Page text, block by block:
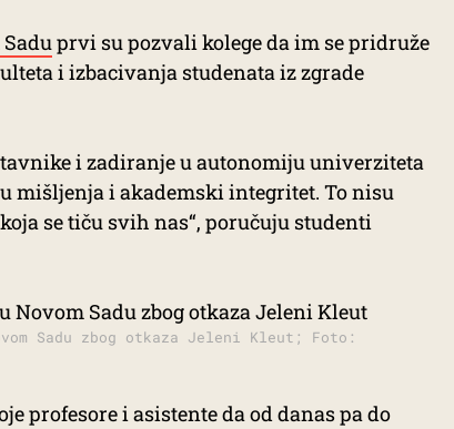
prvi su pozvali kolege da im se pridruže
i izbacivanja studenata iz zgrade
i zadiranje u autonomiju univerziteta
mišljenja i akademski integritet. To nisu
se tiču svih nas“, poručuju studenti
Sadu zbog otkaza Jeleni Kleut; Foto:
profesore i asistente da od danas pa do